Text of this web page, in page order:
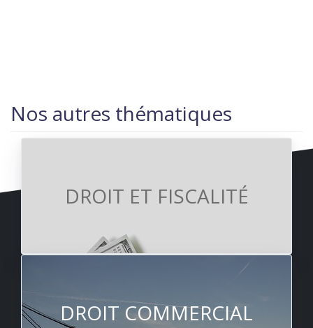
Nos autres thématiques
DROIT ET FISCALITÉ
DROIT COMMERCIAL